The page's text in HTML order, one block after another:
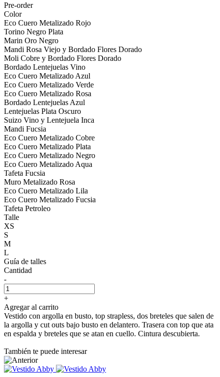
Pre-order
Color
Eco Cuero Metalizado Rojo
Torino Negro Plata
Marin Oro Negro
Mandi Rosa Viejo y Bordado Flores Dorado
Moli Cobre y Bordado Flores Dorado
Bordado Lentejuelas Vino
Eco Cuero Metalizado Azul
Eco Cuero Metalizado Verde
Eco Cuero Metalizado Rosa
Bordado Lentejuelas Azul
Lentejuelas Plata Oscuro
Suizo Vino y Lentejuela Inca
Mandi Fucsia
Eco Cuero Metalizado Cobre
Eco Cuero Metalizado Plata
Eco Cuero Metalizado Negro
Eco Cuero Metalizado Aqua
Tafeta Fucsia
Muro Metalizado Rosa
Eco Cuero Metalizado Lila
Eco Cuero Metalizado Fucsia
Tafeta Petroleo
Talle
XS
S
M
L
Guía de talles
Cantidad
-
+
Agregar al carrito
Vestido con argolla en busto, top strapless, dos breteles que salen de
la argolla y cut outs bajo busto en delantero. Trasera con top que ata
en espalda y breteles que se atan en cuello. Cintura descubierta.
También te puede interesar